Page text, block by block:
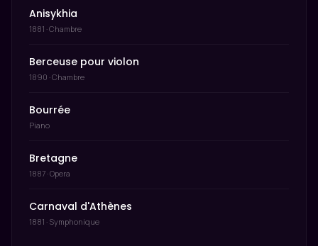
Anisykhia
1881 · Chambre
Berceuse pour violon
1890 · Chambre
Bourrée
Piano
Bretagne
1887 · Opera
Carnaval d'Athènes
1881 · Symphonique